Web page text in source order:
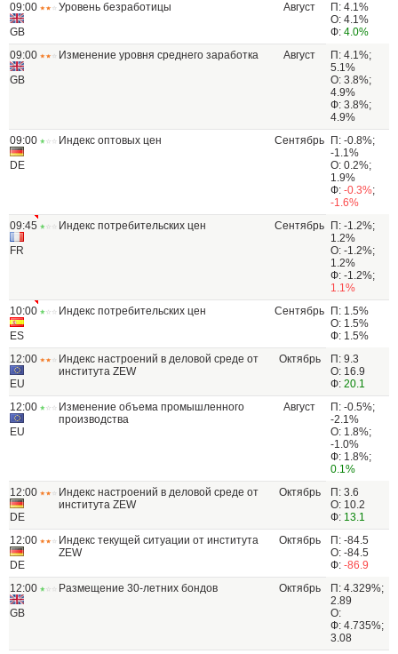
09:00
GB
Уровень безработицы Август
П: 4.1%
О: 4.1%
Ф: 4.0%
09:00
GB
Изменение уровня среднего заработка Август
П: 4.1%;
5.1%
О: 3.8%;
4.9%
Ф: 3.8%;
4.9%
09:00
DE
Индекс оптовых цен Сентябрь
П: -0.8%;
-1.1%
О: 0.2%;
1.9%
Ф: -0.3%;
-1.6%
09:45
FR
Индекс потребительских цен Сентябрь
П: -1.2%;
1.2%
О: -1.2%;
1.2%
Ф: -1.2%;
1.1%
10:00
ES
Индекс потребительских цен Сентябрь
П: 1.5%
О: 1.5%
Ф: 1.5%
12:00
EU
Индекс настроений в деловой среде от
института ZEW
Октябрь
П: 9.3
О: 16.9
Ф: 20.1
12:00
EU
Изменение объема промышленного
производства
Август
П: -0.5%;
-2.1%
О: 1.8%;
-1.0%
Ф: 1.8%;
0.1%
12:00
DE
Индекс настроений в деловой среде от
института ZEW
Октябрь
П: 3.6
О: 10.2
Ф: 13.1
12:00
DE
Индекс текущей ситуации от института
ZEW
Октябрь
П: -84.5
О: -84.5
Ф: -86.9
12:00
GB
Размещение 30-летних бондов Октябрь
П: 4.329%;
2.89
О:
Ф: 4.735%;
3.08